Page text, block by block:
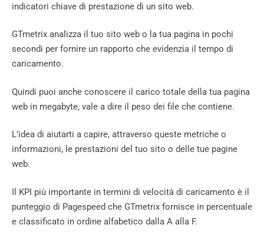
indicatori chiave di prestazione di un sito web.
GTmetrix analizza il tuo sito web o la tua pagina in pochi
secondi per fornire un rapporto che evidenzia il tempo di
caricamento.
Quindi puoi anche conoscere il carico totale della tua pagina
web in megabyte, vale a dire il peso dei file che contiene.
L’idea di aiutarti a capire, attraverso queste metriche o
informazioni, le prestazioni del tuo sito o delle tue pagine
web.
Il KPI più importante in termini di velocità di caricamento è il
punteggio di Pagespeed che GTmetrix fornisce in percentuale
e classificato in ordine alfabetico dalla A alla F.